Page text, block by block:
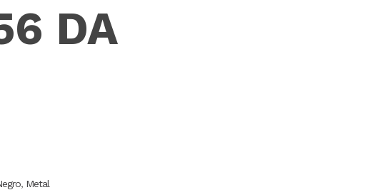
DA
, Metal